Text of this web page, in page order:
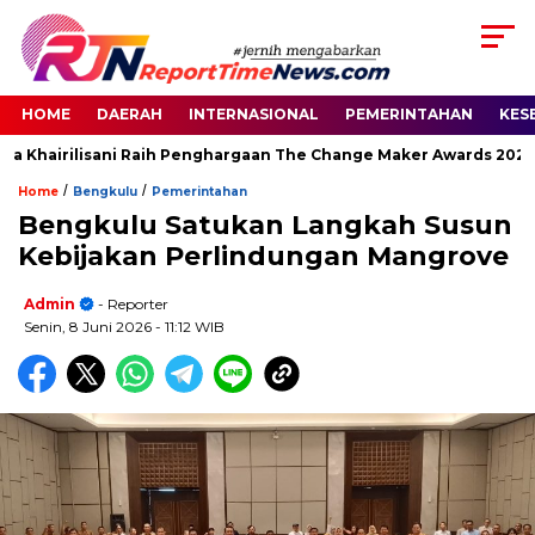
HOME DAERAH INTERNASIONAL PEMERINTAHAN
Raih Penghargaan The Change Maker Awards 2026
Home / Bengkulu / Pemerintahan
Bengkulu Satukan Langkah Susun
Kebijakan Perlindungan Mangrove
Admin
- Reporter
Senin, 8 Juni 2026 - 11:12 WIB